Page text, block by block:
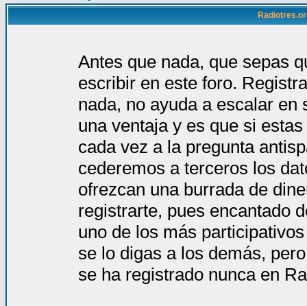
Antes que nada, que sepas
escribir en este foro.
nada, no ayuda a escalar en
una ventaja y es que si
cada vez a la pregunta
cederemos a terceros los
ofrezcan una burrada de
registrarte, pues encantado
uno de los más
se lo digas a los demás,
se ha registrado nunca en